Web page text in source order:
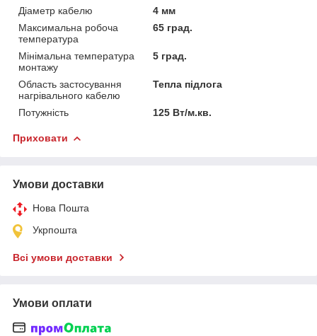
Діаметр кабелю
4 мм
Максимальна робоча
температура
65 град.
Мінімальна температура
монтажу
5 град.
Область застосування
нагрівального кабелю
Тепла підлога
Потужність 125 Вт/м.кв.
Приховати
Умови доставки
Нова Пошта
Укрпошта
Всі умови доставки
Умови оплати